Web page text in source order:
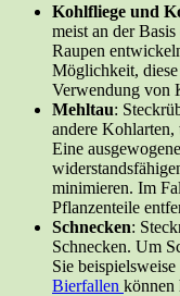
Kohlfliege und
meist an der
Raupen
Möglichkeit,
Verwendung von
Mehltau:
andere
Eine
minimieren. Im
Pflanzenteile
Schnecken:
Schnecken. Um
Sie
Bierfallen können